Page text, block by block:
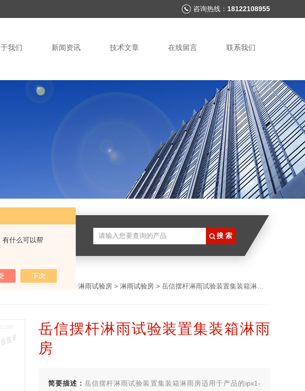
有什么可以帮
咨询热线： 18122108955
我们 新闻资讯 技术文章 在线留言 联系我们
> 淋雨试验房 > 淋雨试验房 > 岳信摆杆淋雨试验装置集装箱淋雨房
岳信摆杆淋雨试验装置集装箱淋雨
房
简要描述：岳信摆杆淋雨试验装置集装箱淋雨房适用于产品的ipx1-